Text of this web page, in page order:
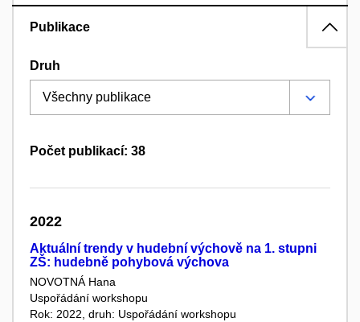
Publikace
Druh
Počet publikací: 38
2022
Aktuální trendy v hudební výchově na 1. stupni
ZŠ: hudebně pohybová výchova
NOVOTNÁ Hana
Uspořádání workshopu
Rok: 2022, druh: Uspořádání workshopu